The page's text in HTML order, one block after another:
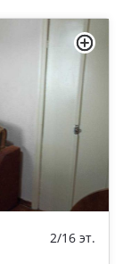
2/16 эт.